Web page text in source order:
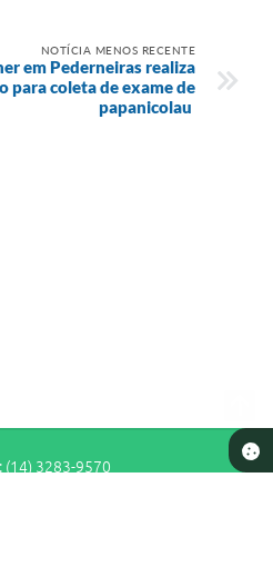
NOTÍCIA MENOS RECENTE
em Pederneiras realiza
coleta de exame de
papanicolau
(14) 3283-9570